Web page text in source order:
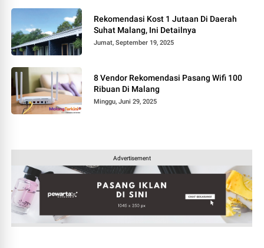
Rekomendasi Kost 1 Jutaan Di Daerah
Suhat Malang, Ini Detailnya
Jumat, September 19, 2025
8 Vendor Rekomendasi Pasang Wifi 100
Ribuan Di Malang
Minggu, Juni 29, 2025
Advertisement